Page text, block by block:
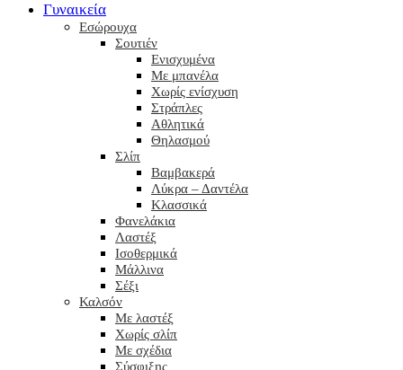
Γυναικεία
Εσώρουχα
Σουτιέν
Ενισχυμένα
Με μπανέλα
Χωρίς ενίσχυση
Στράπλες
Αθλητικά
Θηλασμού
Σλίπ
Βαμβακερά
Λύκρα – Δαντέλα
Κλασσικά
Φανελάκια
Λαστέξ
Ισοθερμικά
Μάλλινα
Σέξι
Καλσόν
Με λαστέξ
Χωρίς σλίπ
Με σχέδια
Σύσφιξης